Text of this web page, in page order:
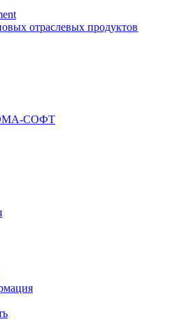
отраслевых продуктов
СОФТ